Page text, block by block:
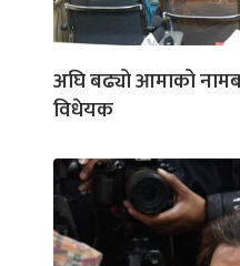
अघि बढ्यो आमाको
विधेयक